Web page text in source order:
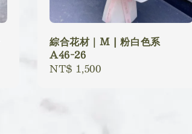
綜合花材｜M | 粉白色系
A46-26
Regular
NT$ 1,500